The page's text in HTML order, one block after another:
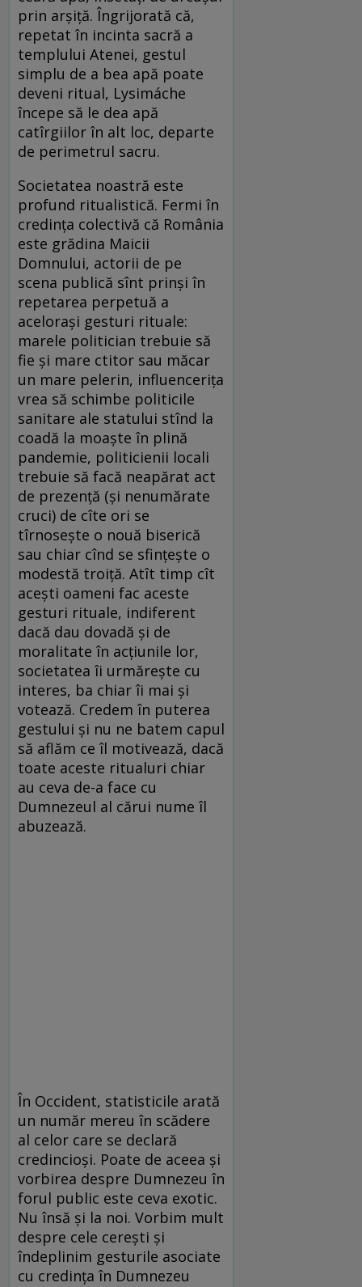
prin arșiță. Îngrijorată că,
repetat în incinta sacră a
templului Atenei, gestul
simplu de a bea apă poate
deveni ritual, Lysimáche
începe să le dea apă
catîrgiilor în alt loc, departe
de perimetrul sacru.
Societatea noastră este
profund ritualistică. Fermi în
credința colectivă că România
este grădina Maicii
Domnului, actorii de pe
scena publică sînt prinși în
repetarea perpetuă a
acelorași gesturi rituale:
marele politician trebuie să
fie și mare ctitor sau măcar
un mare pelerin, influencerița
vrea să schimbe politicile
sanitare ale statului stînd la
coadă la moaște în plină
pandemie, politicienii locali
trebuie să facă neapărat act
de prezență (și nenumărate
cruci) de cîte ori se
tîrnosește o nouă biserică
sau chiar cînd se sfințește o
modestă troiță. Atît timp cît
acești oameni fac aceste
gesturi rituale, indiferent
dacă dau dovadă și de
moralitate în acțiunile lor,
societatea îi urmărește cu
interes, ba chiar îi mai și
votează. Credem în puterea
gestului și nu ne batem capul
să aflăm ce îl motivează, dacă
toate aceste ritualuri chiar
au ceva de-a face cu
Dumnezeul al cărui nume îl
abuzează.
În Occident, statisticile arată
un număr mereu în scădere
al celor care se declară
credincioși. Poate de aceea și
vorbirea despre Dumnezeu în
forul public este ceva exotic.
Nu însă și la noi. Vorbim mult
despre cele cerești și
îndeplinim gesturile asociate
cu credința în Dumnezeu